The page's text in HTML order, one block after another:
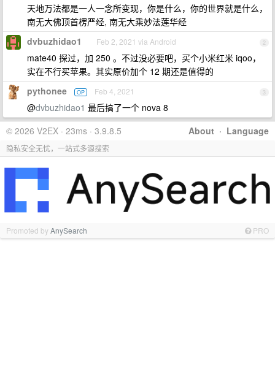
天地万法都是一人一念所变现，你是什么，你的世界就是什么，
南无大佛顶首楞严经, 南无大乘妙法莲华经
2
dvbuzhidao1 Feb 2, 2021 via Android
mate40 探过，加 250 。不过没必要吧，买个小米红米 iqoo，
实在不行买苹果。其实原价加个 12 期还是值得的
3
pythonee OP Feb 4, 2021
@dvbuzhidao1 最后搞了一个 nova 8
About · Language
© 2026 V2EX · 23ms · 3.9.8.5
隐私安全无忧，一站式多源搜索
Promoted byAnySearch PRO